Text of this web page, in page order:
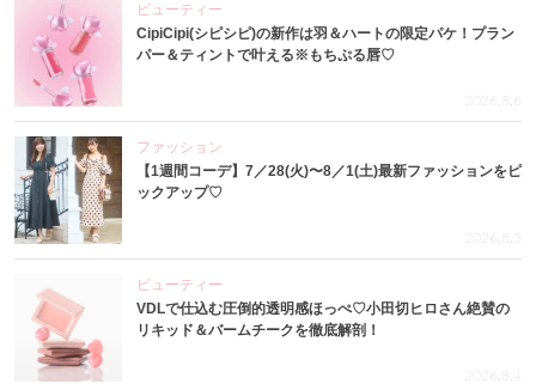
ビューティー
CipiCipi(シピシピ)の新作は羽＆ハートの限定パケ！プラン
パー＆ティントで叶える※もちぷる唇♡
2026.8.6
ファッション
【1週間コーデ】7／28(火)〜8／1(土)最新ファッションをピ
ックアップ♡
2026.8.5
ビューティー
VDLで仕込む圧倒的透明感ほっぺ♡小田切ヒロさん絶賛の
リキッド＆バームチークを徹底解剖！
2026.8.4